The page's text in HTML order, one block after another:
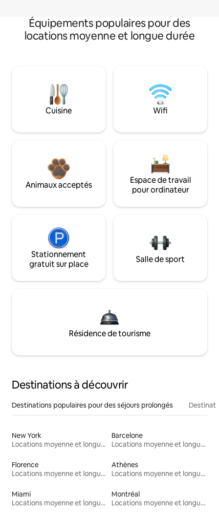
Équipements populaires pour des
locations moyenne et longue durée
Cuisine Wifi
Animaux acceptés
Espace de travail
pour ordinateur
Stationnement
gratuit sur place
Salle de sport
Résidence de tourisme
Destinations à découvrir
Destinations populaires pour des séjours prolongés
New York
Locations moyenne et longue durée
Barcelone
Locations moyenne et longue durée
Florence
Locations moyenne et longue durée
Athènes
Locations moyenne et longue durée
Miami
Locations moyenne et longue durée
Montréal
Locations moyenne et longue durée